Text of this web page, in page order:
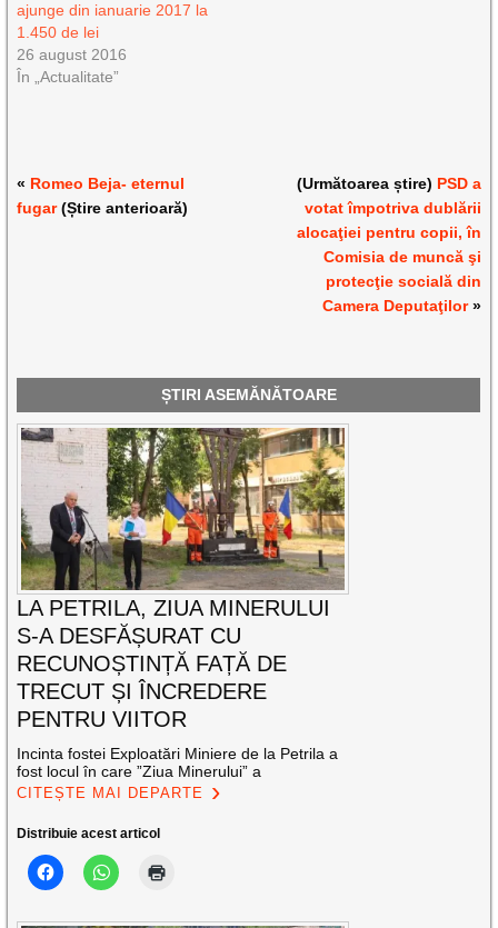
ajunge din ianuarie 2017 la
1.450 de lei
26 august 2016
În „Actualitate”
« Romeo Beja- eternul
fugar(Știre anterioară)
(Următoarea știre) PSD a
votat împotriva dublării
alocaţiei pentru copii, în
Comisia de muncă şi
protecţie socială din
Camera Deputaţilor»
ȘTIRI ASEMĂNĂTOARE
LA PETRILA, ZIUA MINERULUI
S-A DESFĂȘURAT CU
RECUNOȘTINȚĂ FAȚĂ DE
TRECUT ȘI ÎNCREDERE
PENTRU VIITOR
Incinta fostei Exploatări Miniere de la Petrila a
fost locul în care ”Ziua Minerului” a
CITEȘTE MAI DEPARTE
Distribuie acest articol